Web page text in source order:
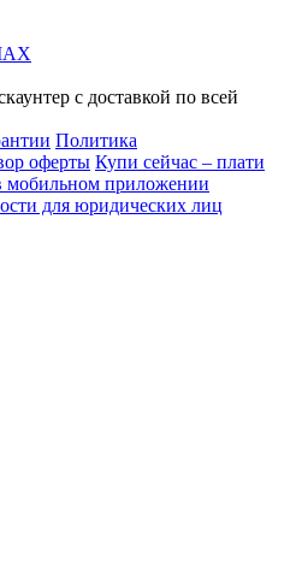
с доставкой по всей
Политика
оферты Купи сейчас – плати
мобильном приложении
для юридических лиц